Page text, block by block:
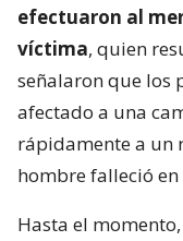
efectuaron al
víctima, quien
señalaron que los
afectado a una
rápidamente a un
hombre falleció
Hasta el